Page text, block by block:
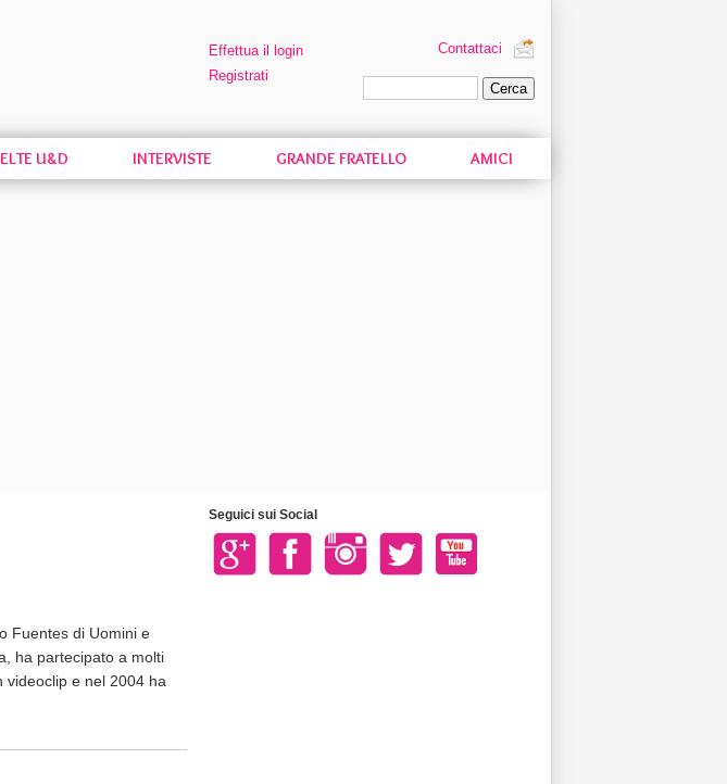
Effettua il login
Registrati
Contattaci
U&D INTERVISTE GRANDE FRATELLO AMICI
Fuentes di Uomini e
ha partecipato a molti
videoclip e nel 2004 ha
Seguici sui Social